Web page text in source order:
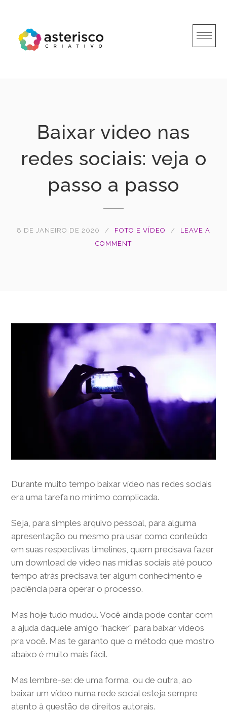
content
Baixar video nas
redes sociais: veja o
passo a passo
8 DE JANEIRO DE 2020 FOTO E VÍDEO
LEAVE A
COMMENT
Durante muito tempo baixar vídeo nas redes sociais
era uma tarefa no mínimo complicada.
Seja, para simples arquivo pessoal, para alguma
apresentação ou mesmo pra usar como conteúdo
em suas respectivas timelines, quem precisava fazer
um download de vídeo nas mídias sociais até pouco
tempo atrás precisava ter algum conhecimento e
paciência para operar o processo.
Mas hoje tudo mudou. Você ainda pode contar com
a ajuda daquele amigo “hacker” para baixar vídeos
pra você. Mas te garanto que o método que mostro
abaixo é muito mais fácil.
Mas lembre-se: de uma forma, ou de outra, ao
baixar um vídeo numa rede social esteja sempre
atento à questão de direitos autorais.